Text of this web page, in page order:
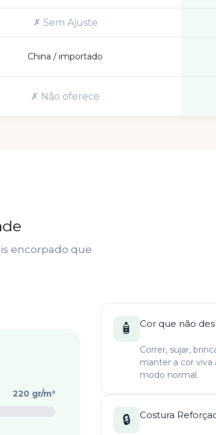
✗ Sem Ajuste
China / importado
✗ Não oferece
encorpado que
220 gr/m²
🧴 Cor que não
Correr, sujar,
manter a cor viva
modo normal.
🔒 Costura